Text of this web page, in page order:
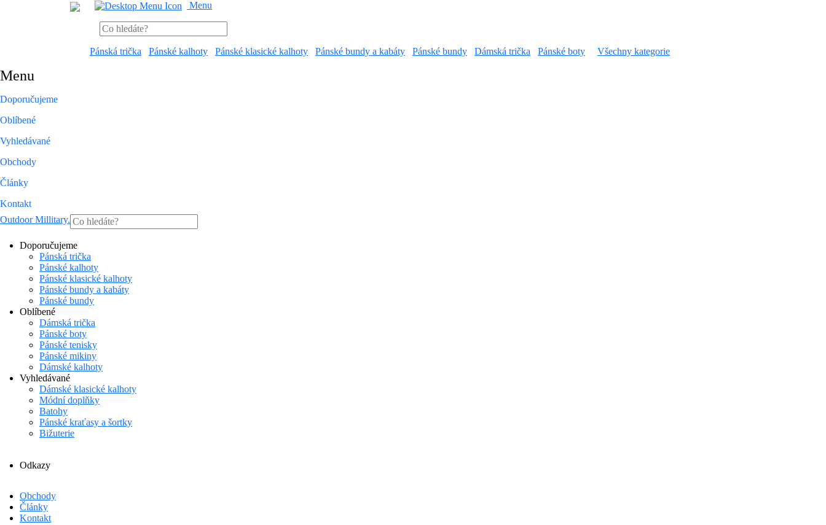
Menu
Pánská trička Pánské kalhoty Pánské klasické kalhoty Pánské bundy a kabáty Pánské bundy Dámská trička Pánské boty Všechny kategorie
Menu
Doporučujeme
Oblíbené
Vyhledávané
Obchody
Články
Kontakt
Outdoor Millitary.
Doporučujeme
Pánská trička
Pánské kalhoty
Pánské klasické kalhoty
Pánské bundy a kabáty
Pánské bundy
Oblíbené
Dámská trička
Pánské boty
Pánské tenisky
Pánské mikiny
Dámské kalhoty
Vyhledávané
Dámské klasické kalhoty
Módní doplňky
Batohy
Pánské kraťasy a šortky
Bižuterie
Odkazy
Obchody
Články
Kontakt